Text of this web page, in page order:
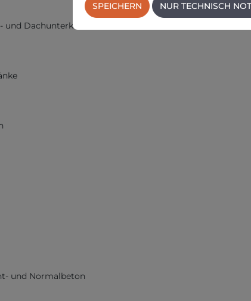
und Dachunterkonstruktionen aus Holz oder Metall
und Normalbeton
SPEICHERN NUR TECHNISCH